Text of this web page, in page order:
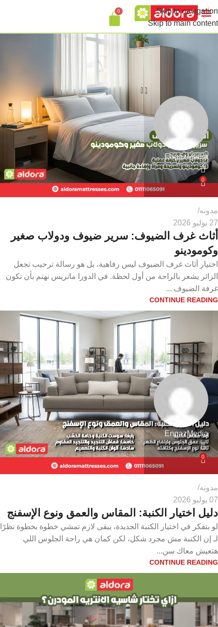
Skip to navigation
Skip to main content
0
EngazMedia
0
مدونه
27 يوليو 2026
أثاث غرف الضيوف: سرير ضيوف ودولاب صغير
وكومودينو
اختيار أثاث غرف الضيوف ليس رفاهية، بل هو رسالة ترحيب تجعل
الزائر يشعر بالراحة من أول لحظة. في الدورا ماتريس نهتم بأن تكون
غرفة الضيوف ...
CONTINUE READING
EngazMedia
0
مدونه
07 يوليو 2026
دليل اختيار الكنبة: المقاس والعمق ونوع الإسفنج
لو بتفكر في اختيار الكنبة الجديدة، يبقى لازم تمشي خطوة بخطوة نظرًا
لـ إن الكنبة مش مجرد شكل، لكن كمان هي راحة الجلوس اللي
هتعيش معاك سن...
CONTINUE READING